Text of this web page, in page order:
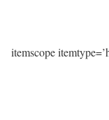
itemscope